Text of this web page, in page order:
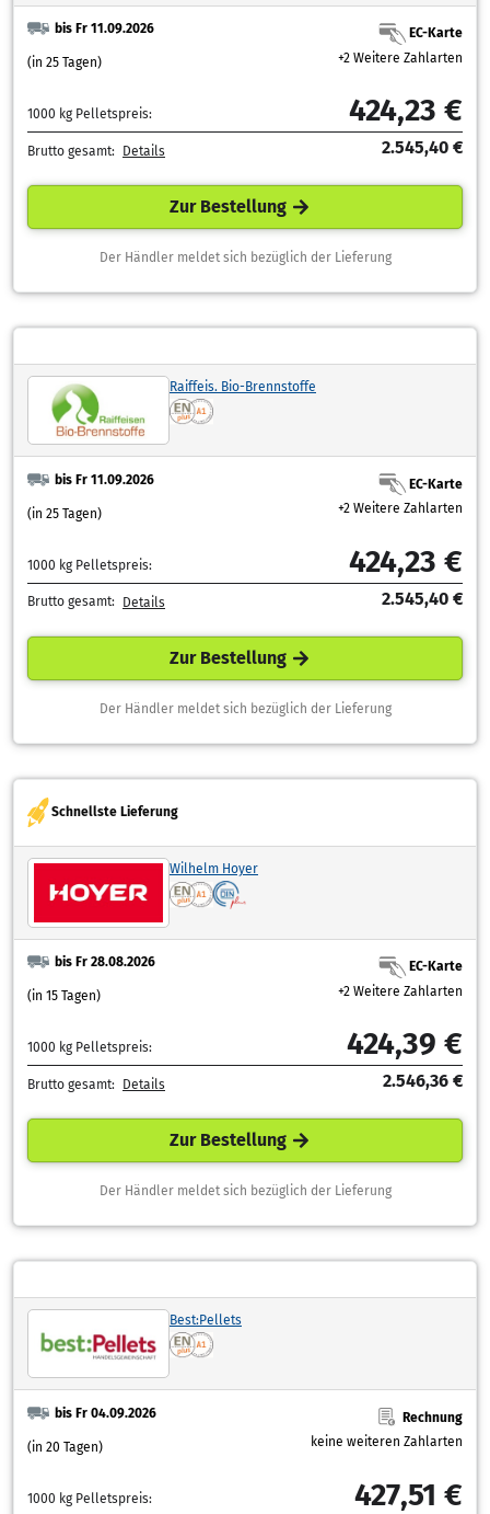
bis Fr 11.09.2026
(in 25 Tagen)
EC-Karte
+2 Weitere Zahlarten
1000 kg Pelletspreis: 424,23 €
Brutto gesamt: Details 2.545,40 €
Zur Bestellung
Der Händler meldet sich bezüglich der Lieferung
Raiffeis. Bio-Brennstoffe
bis Fr 11.09.2026
(in 25 Tagen)
EC-Karte
+2 Weitere Zahlarten
1000 kg Pelletspreis: 424,23 €
Brutto gesamt: Details 2.545,40 €
Zur Bestellung
Der Händler meldet sich bezüglich der Lieferung
Schnellste Lieferung
Wilhelm Hoyer
bis Fr 28.08.2026
(in 15 Tagen)
EC-Karte
+2 Weitere Zahlarten
1000 kg Pelletspreis: 424,39 €
Brutto gesamt: Details 2.546,36 €
Zur Bestellung
Der Händler meldet sich bezüglich der Lieferung
Best:Pellets
bis Fr 04.09.2026
(in 20 Tagen)
Rechnung
keine weiteren Zahlarten
1000 kg Pelletspreis: 427,51 €